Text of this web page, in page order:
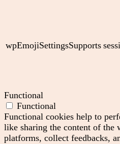
wpEmojiSettingsSupports
Functional
Functional
Functional cookies help to
like sharing the content of the
platforms, collect feedbacks,